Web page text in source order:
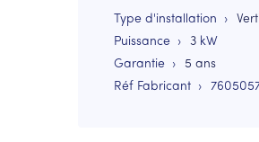
Type d'installation
Puissance
3 kW
Garantie
5 ans
Réf Fabricant